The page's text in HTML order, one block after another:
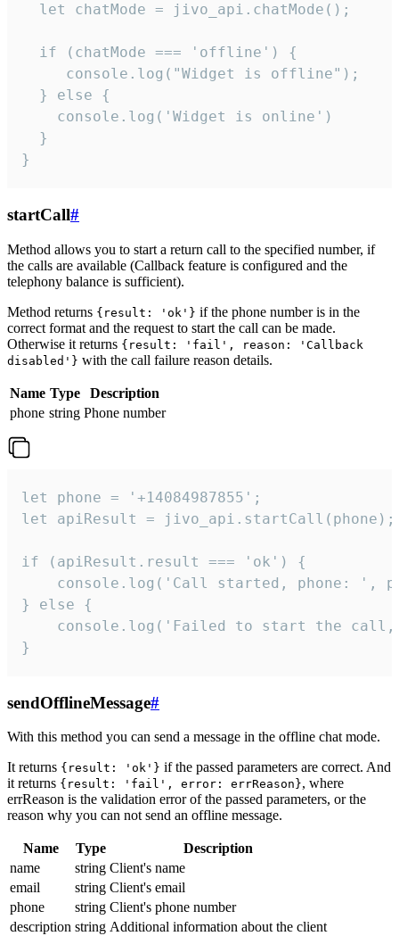
  let chatMode = jivo_api.chatMode();
  if (chatMode === 'offline') {
     console.log("Widget is offline");
  } else {
    console.log('Widget is online')
  }
}
startCall#
Method allows you to start a return call to the specified number, if
the calls are available (Callback feature is configured and the
telephony balance is sufficient).
Method returns {result: 'ok'} if the phone number is in the
correct format and the request to start the call can be made.
Otherwise it returns {result: 'fail', reason: 'Callback
disabled'} with the call failure reason details.
Name Type
Description
phone string Phone number
let phone = '+14084987855';
let apiResult = jivo_api.startCall(phone);
if (apiResult.result === 'ok') {
console.log('Call started, phone: ',
} else {
console.log('Failed to start the
}
sendOfflineMessage#
With this method you can send a message in the offline chat mode.
It returns {result: 'ok'} if the passed parameters are correct. And
it returns {result: 'fail', error: errReason}, where
errReason is the validation error of the passed parameters, or the
reason why you can not send an offline message.
Name Type
Description
name
string Client's name
email
string Client's email
phone
string Client's phone number
description string Additional information about the client